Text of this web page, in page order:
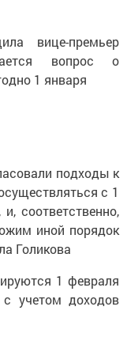
вице-премьер
вопрос о
1 января
подходы к
с 1
соответственно,
иной порядок
Голикова
1 февраля
учетом доходов